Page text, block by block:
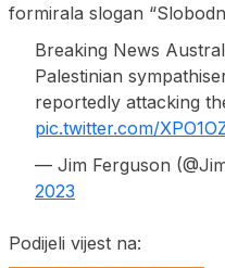
formirala slogan
Breaking News
Palestinian
reportedly attacking
pic.twitter.com/
— Jim Ferguson
2023
Podijeli vijest na: